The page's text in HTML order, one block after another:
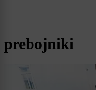
prebojniki